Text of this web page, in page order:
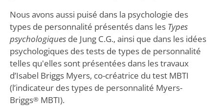
Nous avons aussi puisé dans la psychologie des
types de personnalité présentés dans les Types
psychologiquesde Jung C.G., ainsi que dans les idées
psychologiques des tests de types de personnalité
telles qu'elles sont présentées dans les travaux
d’Isabel Briggs Myers, co-créatrice du test MBTI
(l’indicateur des types de personnalité Myers-
Briggs®MBTI).